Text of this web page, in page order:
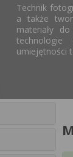
Technik
a także
materiały
umiejętności